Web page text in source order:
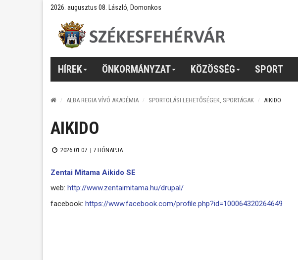
2026. augusztus 08. László, Domonkos
HÍREK ÖNKORMÁNYZAT KÖZÖSSÉG SPORT
ALBA REGIA VÍVÓ AKADÉMIA SPORTOLÁSI LEHETŐSÉGEK, SPORTÁGAK AIKIDO
AIKIDO
2026.01.07. | 7 HÓNAPJA
Zentai Mitama Aikido SE
web: http://www.zentaimitama.hu/drupal/
facebook: https://www.facebook.com/profile.php?id=100064320264649